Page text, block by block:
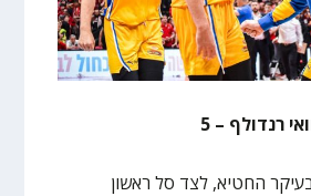
רנדולף – 5
החטיא, לצד סל ראשון